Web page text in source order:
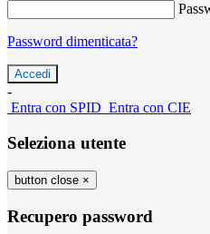
Password dimenticata?
-
Entra con SPID Entra con CIE
Seleziona utente
button close ×
Recupero password